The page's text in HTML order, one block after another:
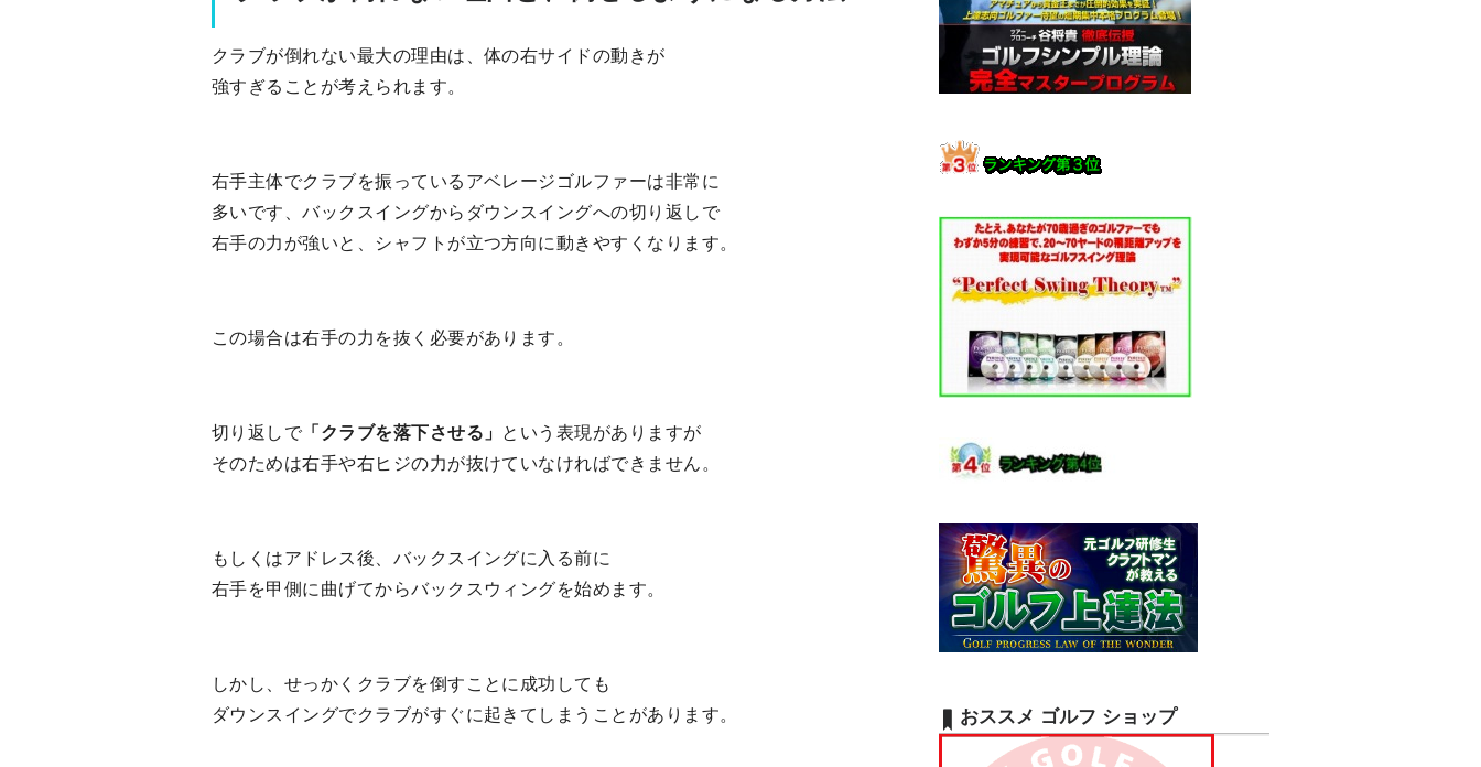
クラブが倒れない最大の理由は、体の右サイドの動きが
強すぎることが考えられます。
右手主体でクラブを振っているアベレージゴルファーは非常に
多いです、バックスイングからダウンスイングへの切り返しで
右手の力が強いと、シャフトが立つ方向に動きやすくなります。
この場合は右手の力を抜く必要があります。
切り返しで 「クラブを落下させる」 という表現がありますが
そのためは右手や右ヒジの力が抜けていなければできません。
もしくはアドレス後、バックスイングに入る前に
右手を甲側に曲げてからバックスウィングを始めます。
しかし、せっかくクラブを倒すことに成功しても
ダウンスイングでクラブがすぐに起きてしまうことがあります。
おススメ ゴルフ ショップ